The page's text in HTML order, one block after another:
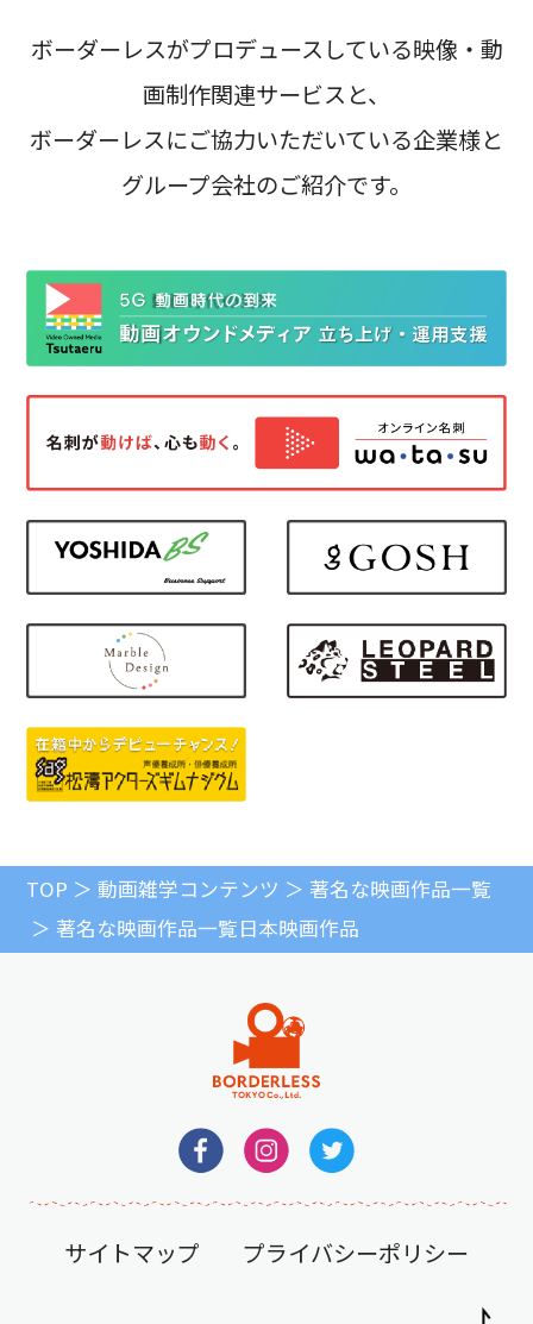
ボーダーレスがプロデュースしている映像・動
画制作関連サービスと、
ボーダーレスにご協力いただいている企業様と
グループ会社のご紹介です。
TOP 動画雑学コンテンツ
著名な映画作品一覧
著名な映画作品一覧日本映画作品
サイトマップ プライバシーポリシー